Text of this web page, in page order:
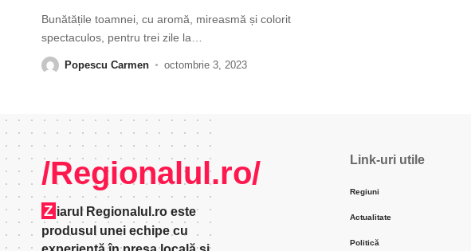
Bunătățile toamnei, cu aromă, mireasmă și colorit
spectaculos, pentru trei zile la
Popescu Carmen octombrie 3, 2023
/Regionalul.ro/
Z iarul Regionalul.ro este
produsul unei echipe cu
Link-uri utile
Regiuni
Actualitate
Politică